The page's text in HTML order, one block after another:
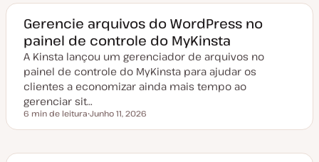
e
a
u
a
i
z
a
ç
ã
o
Gerencie arquivos do WordPress no
painel de controle do MyKinsta
A Kinsta lançou um gerenciador de arquivos no
painel de controle do MyKinsta para ajudar os
clientes a economizar ainda mais tempo ao
gerenciar sit…
Tempo de leitura
6 min de leitura
a
Junho 11, 2026